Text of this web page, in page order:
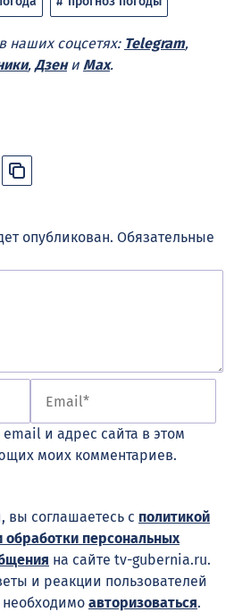
наших соцсетях: Telegram,
, Дзени Max.
опубликован. Обязательные
и адрес сайта в этом
моих комментариев.
вы соглашаетесь с политикой
персональных
на сайте tv-gubernia.ru.
и реакции пользователей
авторизоваться.